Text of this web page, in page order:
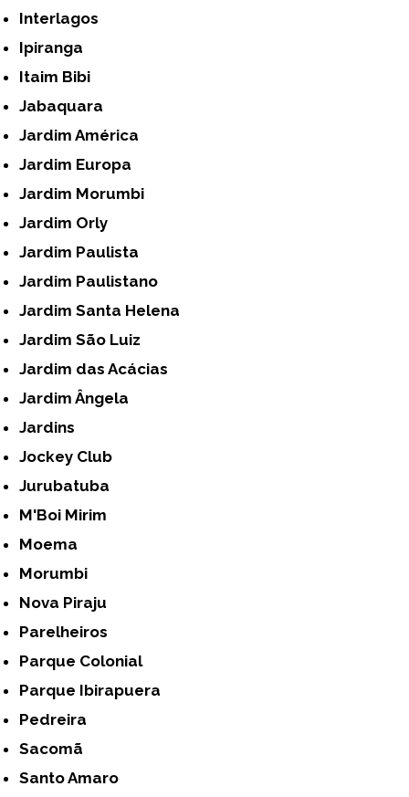
Interlagos
Ipiranga
Itaim Bibi
Jabaquara
Jardim América
Jardim Europa
Jardim Morumbi
Jardim Orly
Jardim Paulista
Jardim Paulistano
Jardim Santa Helena
Jardim São Luiz
Jardim das Acácias
Jardim Ângela
Jardins
Jockey Club
Jurubatuba
M'Boi Mirim
Moema
Morumbi
Nova Piraju
Parelheiros
Parque Colonial
Parque Ibirapuera
Pedreira
Sacomã
Santo Amaro